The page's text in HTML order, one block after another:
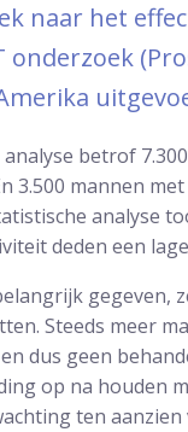
naar het
onderzoek
betrof
3.500 mannen
analyse
deden een
gegeven,
Steeds meer
dus geen
op na houden
ten